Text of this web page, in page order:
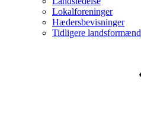
Lokalforeninger
Hædersbevisninger
Tidligere landsformænd